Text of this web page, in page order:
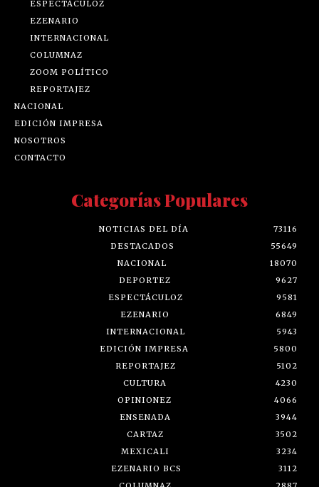
ESPECTÁCULOZ
EZENARIO
INTERNACIONAL
COLUMNAZ
ZOOM POLÍTICO
REPORTAJEZ
NACIONAL
EDICIÓN IMPRESA
NOSOTROS
CONTACTO
Categorías Populares
NOTICIAS DEL DÍA
73116
DESTACADOS
55649
NACIONAL
18070
DEPORTEZ
9627
ESPECTÁCULOZ
9581
EZENARIO
6849
INTERNACIONAL
5943
EDICIÓN IMPRESA
5800
REPORTAJEZ
5102
CULTURA
4230
OPINIONEZ
4066
ENSENADA
3944
CARTAZ
3502
MEXICALI
3234
EZENARIO BCS
3112